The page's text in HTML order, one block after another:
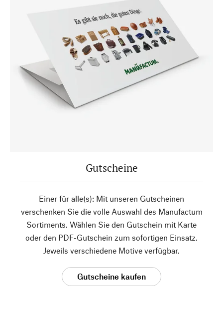
Gutscheine
Einer für alle(s): Mit unseren Gutscheinen
verschenken Sie die volle Auswahl des Manufactum
Sortiments. Wählen Sie den Gutschein mit Karte
oder den PDF-Gutschein zum sofortigen Einsatz.
Jeweils verschiedene Motive verfügbar.
Gutscheine kaufen